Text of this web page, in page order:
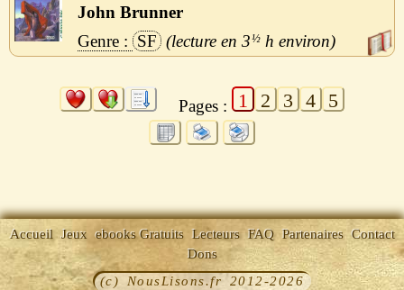
John Brunner
SF
3½ h
Pages : 1 2 3 4 5
Accueil Jeux ebooks Gratuits Lecteurs FAQ Partenaires Contact
Dons
(c) NousLisons.fr 2012-2026